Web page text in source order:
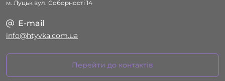
м. Луцьк вул. Соборності 14
E-mail
info@htyvka.com.ua
Перейти до контактів